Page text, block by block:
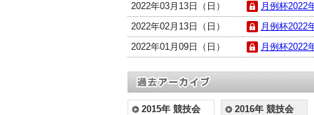
2022年03月13日（日）
月例杯2022
2022年02月13日（日）
月例杯2022
2022年01月09日（日）
月例杯2022
2015年 競技会 2016年 競技会